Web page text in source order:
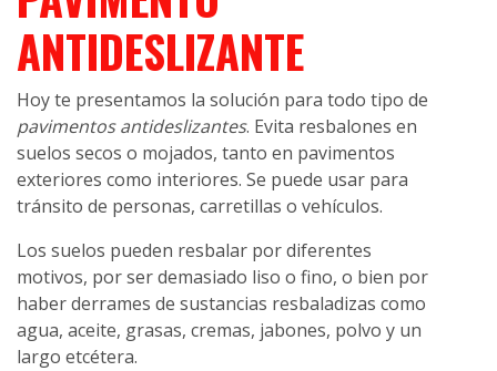
ANTIDESLIZANTE
Hoy te presentamos la solución para todo tipo de
pavimentos antideslizantes. Evita resbalones en
suelos secos o mojados, tanto en pavimentos
exteriores como interiores. Se puede usar para
tránsito de personas, carretillas o vehículos.
Los suelos pueden resbalar por diferentes
motivos, por ser demasiado liso o fino, o bien por
haber derrames de sustancias resbaladizas como
agua, aceite, grasas, cremas, jabones, polvo y un
largo etcétera.